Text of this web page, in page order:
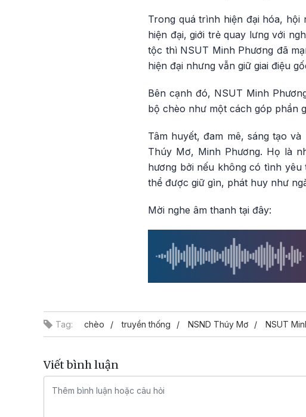
Trong quá trình hiện đại hóa, hội
hiện đại, giới trẻ quay lưng với
tộc thì NSUT Minh Phương đã
hiện đại nhưng vẫn giữ giai điệu
Bên cạnh đó, NSUT Minh
bộ chèo như một cách góp phần
Tâm huyết, đam mê, sáng tạo
Thúy Mơ, Minh Phương. Họ là
hương bởi nếu không có tình
thể được giữ gìn, phát huy như
Mời nghe âm thanh tại đây:
Tag: chèo truyền thống NSND Thúy Mơ NSUT
Viết bình luận